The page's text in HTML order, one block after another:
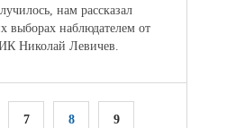
нам рассказал
выборах наблюдателем от
Николай Левичев.
7 8 9